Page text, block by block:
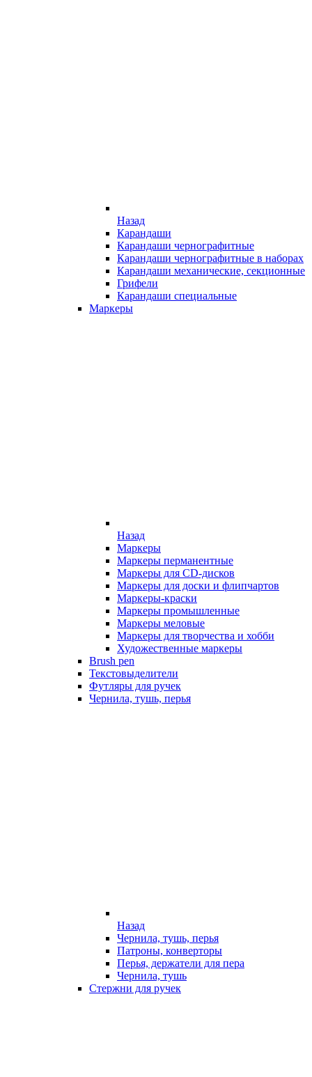
Назад
Карандаши
Карандаши чернографитные
Карандаши чернографитные в наборах
Карандаши механические, секционные
Грифели
Карандаши специальные
Маркеры
Назад
Маркеры
Маркеры перманентные
Маркеры для CD-дисков
Маркеры для доски и флипчартов
Маркеры-краски
Маркеры промышленные
Маркеры меловые
Маркеры для творчества и хобби
Художественные маркеры
Brush pen
Текстовыделители
Футляры для ручек
Чернила, тушь, перья
Назад
Чернила, тушь, перья
Патроны, конверторы
Перья, держатели для пера
Чернила, тушь
Стержни для ручек